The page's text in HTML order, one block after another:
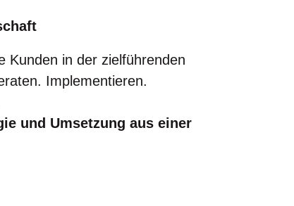
Kunden in der zielführenden
Implementieren.
und Umsetzung aus einer